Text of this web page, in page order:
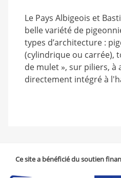
Le Pays Albigeois et
belle variété de
types d’architecture :
(cylindrique ou carrée),
de mulet », sur piliers, à
directement intégré à
Ce site a bénéficié du soutien